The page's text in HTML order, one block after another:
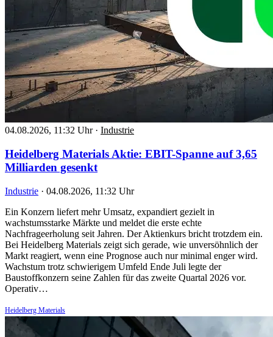
04.08.2026, 11:32 Uhr · Industrie
Heidelberg Materials Aktie: EBIT-Spanne auf 3,65
Milliarden gesenkt
Industrie · 04.08.2026, 11:32 Uhr
Ein Konzern liefert mehr Umsatz, expandiert gezielt in
wachstumsstarke Märkte und meldet die erste echte
Nachfrageerholung seit Jahren. Der Aktienkurs bricht trotzdem ein.
Bei Heidelberg Materials zeigt sich gerade, wie unversöhnlich der
Markt reagiert, wenn eine Prognose auch nur minimal enger wird.
Wachstum trotz schwierigem Umfeld Ende Juli legte der
Baustoffkonzern seine Zahlen für das zweite Quartal 2026 vor.
Operativ…
Heidelberg Materials